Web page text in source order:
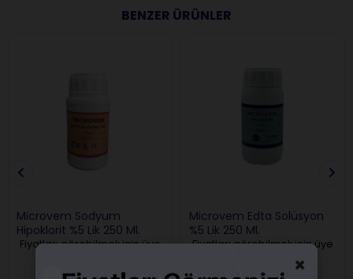
BENZER ÜRÜNLER
Microvem Sodyum
Hipoklorit %5 Lik 250 Ml.
Fiyatları görebilmek için üye
Microvem Edta Solüsyon
%5 Lik 250 Ml.
Fiyatları görebilmek için üye
girişi yapmalısınız.
×